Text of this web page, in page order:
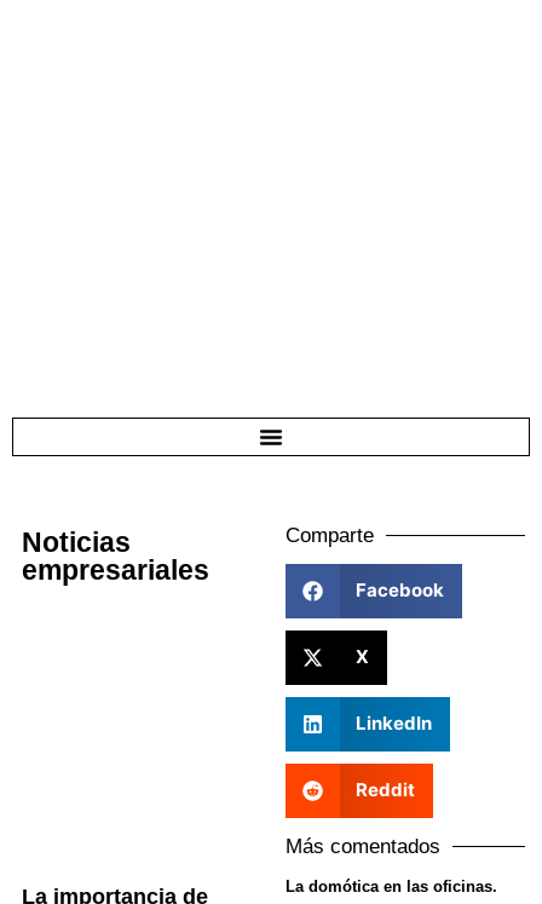
Noticias
empresariales
La importancia de
Comparte
Facebook
X
LinkedIn
Reddit
Más comentados
La domótica en las oficinas.